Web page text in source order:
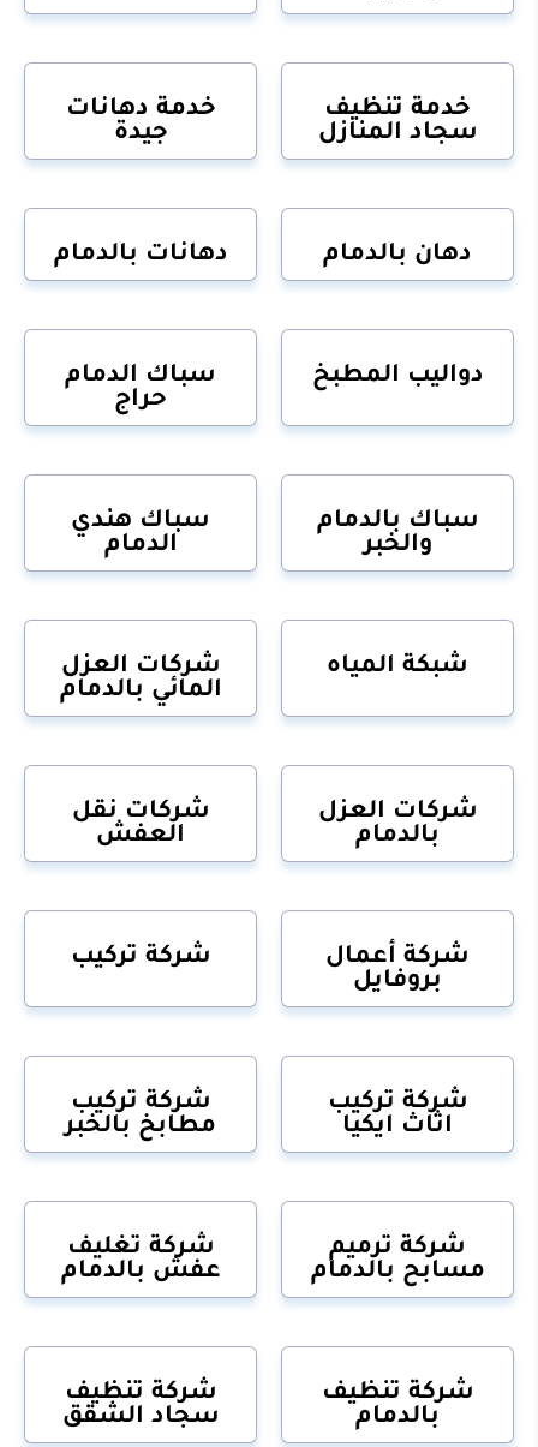
خدمة تنظيف
سجاد المنازل
خدمة دهانات
جيدة
دهان بالدمام دهانات بالدمام
دواليب المطبخ
سباك الدمام
حراج
سباك بالدمام
والخبر
سباك هندي
الدمام
شبكة المياه
شركات العزل
المائي بالدمام
شركات العزل
بالدمام
شركات نقل
العفش
شركة أعمال
بروفايل
شركة تركيب
شركة تركيب
اثاث ايكيا
شركة تركيب
مطابخ بالخبر
شركة ترميم
مسابح بالدمام
شركة تغليف
عفش بالدمام
شركة تنظيف
بالدمام
شركة تنظيف
سجاد الشقق